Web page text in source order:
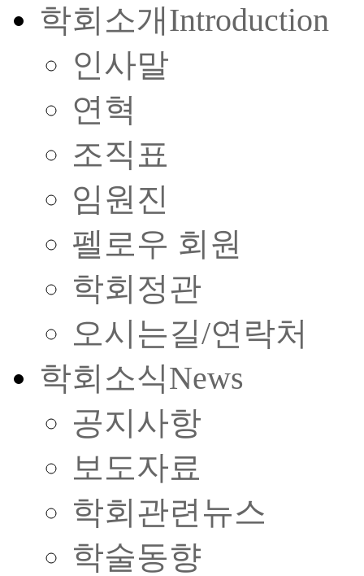
학회소개Introduction
인사말
연혁
조직표
임원진
펠로우 회원
학회정관
오시는길/연락처
학회소식News
공지사항
보도자료
학회관련뉴스
학술동향